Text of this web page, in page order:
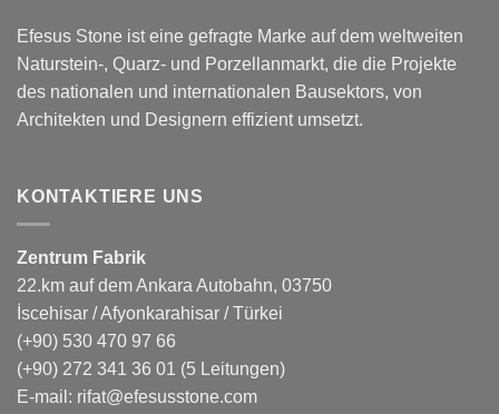
Efesus Stone ist eine gefragte Marke auf dem weltweiten
Naturstein-, Quarz- und Porzellanmarkt, die die Projekte
des nationalen und internationalen Bausektors, von
Architekten und Designern effizient umsetzt.
KONTAKTIERE UNS
Zentrum Fabrik
22.km auf dem Ankara Autobahn, 03750
İscehisar / Afyonkarahisar / Türkei
(+90) 530 470 97 66
(+90) 272 341 36 01 (5 Leitungen)
E-mail: rifat@efesusstone.com